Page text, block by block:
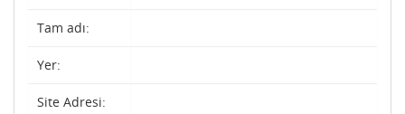
Tam adı:
Yer:
Site Adresi: